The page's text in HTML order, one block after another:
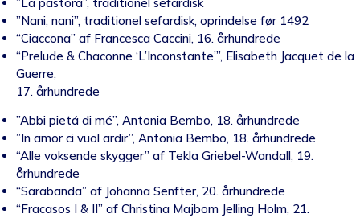
”Nani, nani”, traditionel sefardisk, oprindelse før 1492
“Ciaccona” af Francesca Caccini, 16. århundrede
“Prelude & Chaconne ‘L’Inconstante’”, Elisabeth Jacquet de la
Guerre,
17. århundrede
”Abbi pietá di mé”, Antonia Bembo, 18. århundrede
”In amor ci vuol ardir”, Antonia Bembo, 18. århundrede
“Alle voksende skygger” af Tekla Griebel-Wandall, 19.
århundrede
“Sarabanda” af Johanna Senfter, 20. århundrede
“Fracasos I & II” af Christina Majbom Jelling Holm, 21.